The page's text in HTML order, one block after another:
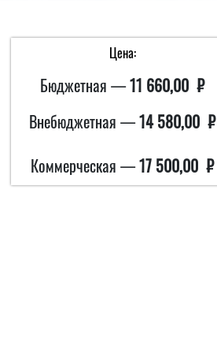
Цена:
Бюджетная —11 660,00 ₽
Внебюджетная —14 580,00 ₽
Коммерческая —17 500,00 ₽